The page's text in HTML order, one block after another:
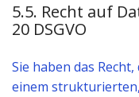
5.5. Recht auf
20 DSGVO
Sie haben das
einem